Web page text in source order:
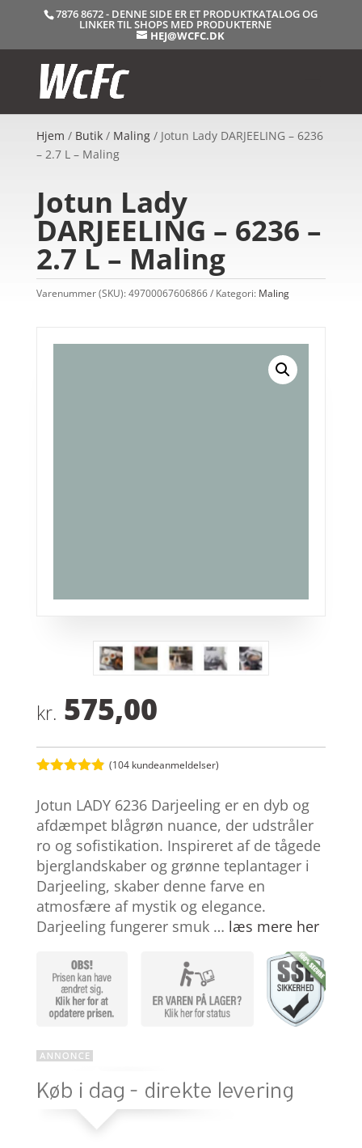
7876 8672 - DENNE SIDE ER ET PRODUKTKATALOG OG
LINKER TIL SHOPS MED PRODUKTERNE
HEJ@WCFC.DK
Hjem / Butik/ Maling/ Jotun Lady DARJEELING – 6236
– 2.7 L – Maling
Jotun Lady
DARJEELING – 6236 –
2.7 L – Maling
Varenummer (SKU):49700067606866 Kategori: Maling
kr. 575,00
ud af 5
baseret på
kundebedøm
melser
(104 kundeanmeldelser)
Jotun LADY 6236 Darjeeling er en dyb og
afdæmpet blågrøn nuance, der udstråler
ro og sofistikation. Inspireret af de tågede
bjerglandskaber og grønne teplantager i
Darjeeling, skaber denne farve en
atmosfære af mystik og elegance.
Darjeeling fungerer smuk … læs mere her